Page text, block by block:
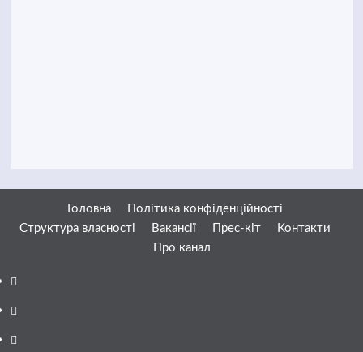
Головна
Політика конфіденційності
Структура власності
Вакансії Прес-кіт
Контакти
Про канал
Facebook
YouTube
Telegram